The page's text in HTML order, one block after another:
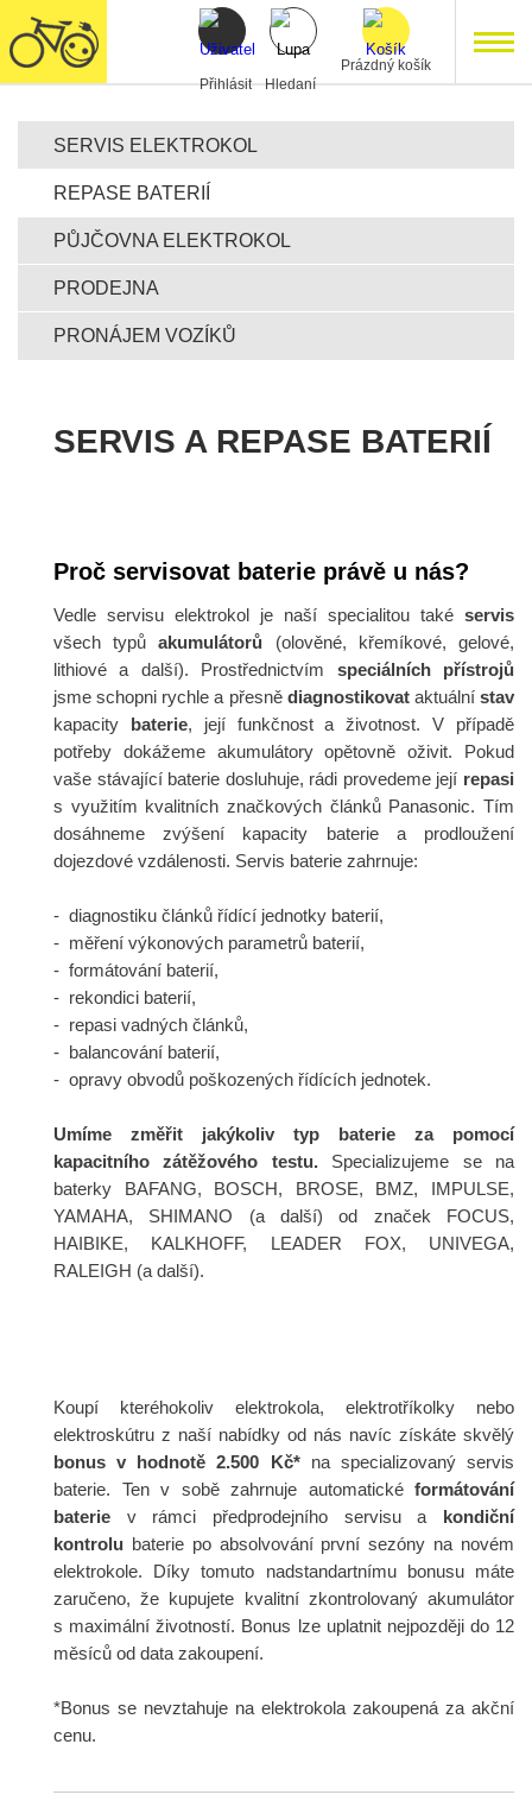
Přihlásit Hledaní
Prázdný košík
SERVIS ELEKTROKOL
REPASE BATERIÍ
PŮJČOVNA ELEKTROKOL
PRODEJNA
PRONÁJEM VOZÍKŮ
SERVIS A REPASE BATERIÍ
Proč servisovat baterie právě u nás?
Vedle servisu elektrokol je naší specialitou také servis
všech typůakumulátorů (olověné, křemíkové, gelové,
lithiové a další). Prostřednictvím speciálních
přístrojů
jsme schopni rychle a přesně diagnostikovataktuálnístav
kapacity baterie, její funkčnost a životnost. V případě
potřeby dokážeme akumulátory opětovně oživit. Pokud
vaše stávající baterie dosluhuje, rádi provedeme její repasi
s využitím kvalitních značkových článků Panasonic. Tím
dosáhneme zvýšení kapacity baterie a prodloužení
dojezdové vzdálenosti. Servis baterie zahrnuje:
- diagnostiku článků řídící jednotky baterií,
- měření výkonových parametrů baterií,
- formátování baterií,
- rekondici baterií,
- repasi vadných článků,
- balancování baterií,
- opravy obvodů poškozených řídících jednotek.
Umíme změřit jakýkoliv typ baterie za pomocí
kapacitního zátěžového testu. Specializujeme se na
baterky BAFANG, BOSCH, BROSE, BMZ, IMPULSE,
YAMAHA, SHIMANO (a další) od značek FOCUS,
HAIBIKE, KALKHOFF, LEADER FOX, UNIVEGA,
RALEIGH (a další).
Koupí kteréhokoliv elektrokola, elektrotříkolky nebo
elektroskútru z naší nabídky od nás navíc získáte skvělý
bonus v hodnotě 2.500 Kč*na specializovaný servis
baterie. Ten v sobě zahrnuje automatické formátování
baterie v rámci předprodejního servisu a kondiční
kontrolu baterie po absolvování první sezóny na novém
elektrokole. Díky tomuto nadstandartnímu bonusu máte
zaručeno, že kupujete kvalitní zkontrolovaný akumulátor
s maximální životností. Bonus lze uplatnit nejpozději do 12
měsíců od data zakoupení.
*Bonus se nevztahuje na elektrokola zakoupená za akční
cenu.